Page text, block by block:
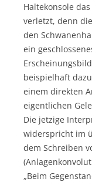
Haltekonsole
verletzt, denn
den
ein
beispielhaft
einem direkten
eigentlichen
Die jetzige
widerspricht im
dem Schreiben
„Beim